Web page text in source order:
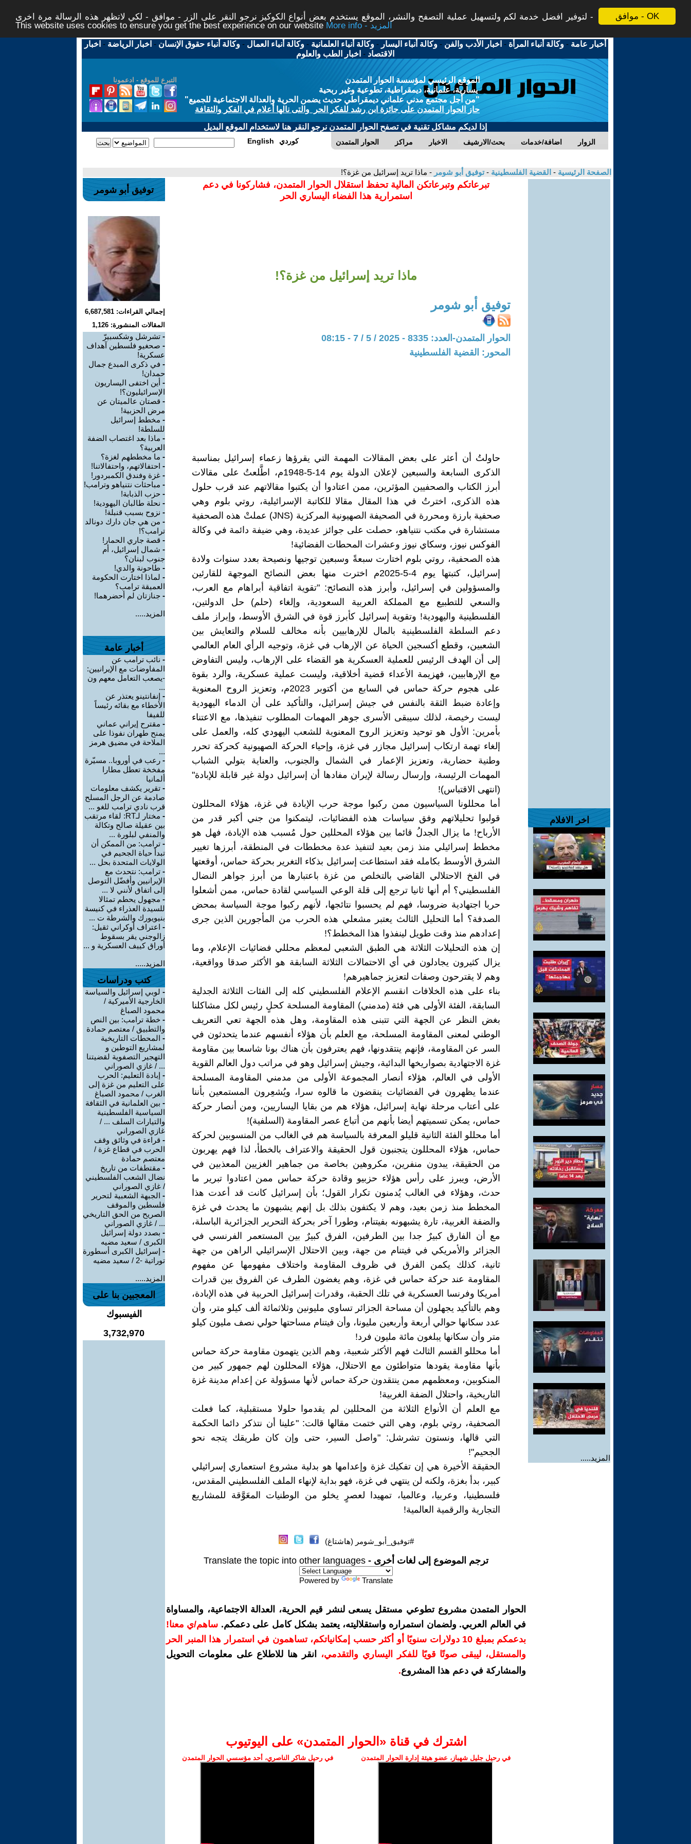
موافق - OK
لتوفير افضل خدمة لكم ولتسهيل عملية التصفح والنشر، الموقع يستخدم بعض أنواع الكوكيز نرجو النقر على الزر - موافق - لكي لاتظهر هذه الرسالة مرة اخرى -
This website uses cookies to ensure you get the best experience on our website
More info - المزيد
أخبار عامة -وكالة أنباء المرأة - اخبار الأدب والفن -وكالة أنباء اليسار -وكالة أنباء العلمانية -وكالة أنباء العمال -وكالة أنباء حقوق الإنسان - اخبار الرياضة - اخبار
الاقتصاد - اخبار الطب والعلوم
التبرع للموقع - ادعمونا
الموقع الرئيسي لمؤسسة الحوار المتمدن
يسارية، علمانية، ديمقراطية، تطوعية وغير ربحية
"من أجل مجتمع مدني علماني ديمقراطي حديث يضمن الحرية والعدالة الاجتماعية للجميع"
حاز الحوار المتمدن على جائزة ابن رشد للفكر الحر والتى نالها أعلام في الفكر والثقافة
إذا لديكم مشاكل تقنية في تصفح الحوار المتمدن نرجو النقر هنا لاستخدام الموقع البديل
الحوار المتمدن مراكز الاخبار بحث/الارشيف اضافة/خدمات الزوار English كوردي
الصفحة الرئيسية - القضية الفلسطينية -توفيق أبو شومر - ماذا تريد إسرائيل من غزة؟!
اخر الافلام
المزيد.....
تبرعاتكم وتبرعاتكن المالية تحفظ استقلال الحوار المتمدن، فشاركونا في دعم
استمرارية هذا الفضاء اليساري الحر
ماذا تريد إسرائيل من غزة؟!
توفيق أبو شومر
الحوار المتمدن-العدد: 8335 - 2025 / 5 / 7 - 08:15
المحور: القضية الفلسطينية
حاولتُ أن أعثر على بعض المقالات المهمة التي يقرؤها زعماء إسرائيل بمناسبة
الذكرى السابعة والسبعين لإعلان الدولة يوم 14-5-1948م، اطَّلعتُ على مقالات
أبرز الكتاب والصحفيين المؤثرين، ممن اعتادوا أن يكتبوا مقالاتهم عند قرب حلول
هذه الذكرى، اخترتُ في هذا المقال مقالا للكاتبة الإسرائيلية، روتي بلوم وهي
صحفية بارزة ومحررة في الصحيفة الصهيونية المركزية (JNS) عملتْ هذه الصحفية
مستشارة في مكتب نتنياهو، حصلت على جوائز عديدة، وهي ضيفة دائمة في وكالة
الفوكس نيوز، وسكاي نيوز وعشرات المحطات الفضائية!
هذه الصحفية، روتي بلوم اختارت سبعةً وسبعين توجيها ونصيحة بعدد سنوات ولادة
إسرائيل، كتبتها يوم 4-5-2025م اخترت منها بعض النصائح الموجهة للقارئين
والمسؤولين في إسرائيل، وأبرز هذه النصائح: "تقوية اتفاقية أبراهام مع العرب،
والسعي للتطبيع مع المملكة العربية السعودية، وإلغاء (حلم) حل الدولتين،
الفلسطينية واليهودية! وتقوية إسرائيل كأبرز قوة في الشرق الأوسط، وإبراز ملف
دعم السلطة الفلسطينية بالمال للإرهابيين بأنه مخالف للسلام والتعايش بين
الشعبين، وقطع أكسجين الحياة عن الإرهاب في غزة، وتوجيه الرأي العام العالمي
إلى أن الهدف الرئيس للعملية العسكرية هو القضاء على الإرهاب، وليس التفاوض
مع الإرهابيين، فهزيمة الأعداء قضية أخلاقية، وليست عملية عسكرية، والرد بقوة
على هجوم حركة حماس في السابع من أكتوبر 2023م، وتعزيز الروح المعنوية
وإعادة ضبط الثقة بالنفس في جيش إسرائيل، والتأكيد على أن الدماء اليهودية
ليست رخيصة، لذلك سيبقى الأسرى جوهر المهمات المطلوب تنفيذها، مع الاعتناء
بأمرين: الأول هو توحيد وتعزيز الروح المعنوية للشعب اليهودي كله، والعمل على
إلغاء تهمة ارتكاب إسرائيل مجازر في غزة، وإحياء الحركة الصهيونية كحركة تحرر
وطنية حضارية، وتعزيز الإعمار في الشمال والجنوب، والعناية بتولي الشباب
المهمات الرئيسة، وإرسال رسالة لإيران مفادها أن إسرائيل دولة غير قابلة للإبادة"
(انتهى الاقتباس)!
أما محللونا السياسيون ممن ركبوا موجة حرب الإبادة في غزة، هؤلاء المحللون
قولبوا تحليلاتهم وفق سياسات هذه الفضائيات، ليتمكنوا من جني أكبر قدر من
الأرباح! ما يزال الجدلُ قائما بين هؤلاء المحللين حول مُسبب هذه الإبادة، فهل هو
مخطط إسرائيلي منذ زمن بعيد لتنفيذ عدة مخططات في المنطقة، أبرزها تغيير
الشرق الأوسط بكامله فقد استطاعت إسرائيل بذكاء التغرير بحركة حماس، أوقعتها
في الفخ الاحتلالي القاضي بالتخلص من غزة باعتبارها من أبرز جواهر النضال
الفلسطيني؟ أم أنها ثانيا ترجع إلى قلة الوعي السياسي لقادة حماس، ممن أشعلوا
حربا اجتهادية ضروسا، فهم لم يحسبوا نتائجها، لأنهم ركبوا موجة السياسة بمحض
الصدفة؟ أما التحليل الثالث يعتبر مشعلي هذه الحرب من المأجورين الذين جرى
إعدادهم منذ وقت طويل لينفذوا هذا المخطط؟!
إن هذه التحليلات الثلاثة هي الطبق الشعبي لمعظم محللي فضائيات الإعلام، وما
يزال كثيرون يجادلون في أي الاحتمالات الثلاثة السابقة هو الأكثر صدقا وواقعية،
وهم لا يقترحون وصفات لتعزيز جماهيرهم!
بناء على هذه الخلافات انقسم الإعلام الفلسطيني كله إلى الفئات الثلاثة الجدلية
السابقة، الفئة الأولى هي فئة (مدمني) المقاومة المسلحة كحلٍ رئيس لكل مشاكلنا
بغض النظر عن الجهة التي تتبنى هذه المقاومة، وهل هذه الجهة تعي التعريف
الوطني لمعنى المقاومة المسلحة، مع العلم بأن هؤلاء أنفسهم عندما يتحدثون في
السر عن المقاومة، فإنهم ينتقدونها، فهم يعترفون بأن هناك بونا شاسعا بين مقاومة
غزة الاجتهادية بصواريخها البدائية، وجيش إسرائيل وهو في مراتب دول العالم القوية
الأولى في العالم، هؤلاء أنصار المجموعة الأولى من مدمني المقاومة المسلحة
عندما يظهرون في الفضائيات ينقضون ما قالوه سرا، ويُشعِرون المستمعين بأننا
على أعتاب مرحلة نهاية إسرائيل، هؤلاء هم من بقايا اليساريين، ومن أنصار حركة
حماس، يمكن تسميتهم أيضا بأنهم من أتباع عصر المقاومة (السلفية)!
أما محللو الفئة الثانية قليلو المعرفة بالسياسة هم في الغالب من المنسوبين لحركة
حماس، هؤلاء المحللون يتجنبون قول الحقيقة والاعتراف بالخطأ، لذا فهم يهربون
من الحقيقة، يبدون منفرين، مكروهين بخاصة من جماهير الغزيين المعذبين في
الأرض، ويبرز على رأس هؤلاء حزبيو وقادة حركة حماس ممن اعتادوا تبرير ما
حدث، وهؤلاء في الغالب يُدمنون تكرار القول؛ بأن إسرائيل كانت قد أعدت هذا
المخطط منذ زمن بعيد، وهم لا يكتفون بذلك بل إنهم يشبهون ما يحدث في غزة
والضفة الغربية، تارة يشبهونه بفيتنام، وطورا آخر بحركة التحرير الجزائرية الباسلة،
مع أن الفارق كبيرٌ جدا بين الطرفين، الفرق كبيرٌ بين المستعمر الفرنسي في
الجزائر والأمريكي في فيتنام من جهة، وبين الاحتلال الإسرائيلي الراهن من جهة
ثانية، كذلك يكمن الفرق في ظروف المقاومة واختلاف مفهومها عن مفهوم
المقاومة عند حركة حماس في غزة، وهم يغضون الطرف عن الفروق بين قدرات
أمريكا وفرنسا العسكرية في تلك الحقبة، وقدرات إسرائيل الحربية في هذه الإبادة،
وهم بالتأكيد يجهلون أن مساحة الجزائر تساوي مليونين وثلاثمائة ألف كيلو متر، وأن
عدد سكانها حوالي أربعة وأربعين مليونا، وأن فيتنام مساحتها حولي نصف مليون كيلو
متر وأن سكانها يبلغون مائة مليون فرد!
أما محللو القسم الثالث فهم الأكثر شعبية، وهم الذين يتهمون مقاومة حركة حماس
بأنها مقاومة يقودها متواطئون مع الاحتلال، هؤلاء المحللون لهم جمهور كبير من
المنكوبين، ومعظمهم ممن ينتقدون حركة حماس لأنها مسؤولة عن إعدام مدينة غزة
التاريخية، واحتلال الضفة الغربية!
مع العلم أن الأنواع الثلاثة من المحللين لم يقدموا حلولا مستقبلية، كما فعلت
الصحفية، روتي بلوم، وهي التي ختمت مقالها قالت: "علينا أن نتذكر دائما الحكمة
التي قالها، ونستون تشرشل: "واصل السير، حتى وإن كان طريقك يتجه نحو
الجحيم"!
الحقيقة الأخيرة هي إن تفكيك غزة وإعدامها هو بدلية مشروع استعماري إسرائيلي
كبير، بدأ بغزة، ولكنه لن ينتهي في غزة، فهو بداية لإنهاء الملف الفلسطيني المقدس،
فلسطينيا، وعربيا، وعالميا، تمهيدا لعصرٍ يخلو من الوطنيات المعَوَّقة للمشاريع
التجارية والرقمية العالمية!
#توفيق_أبو_شومر (هاشتاغ)
ترجم الموضوع إلى لغات أخرى - Translate the topic into other languages
Powered by Translate
الحوار المتمدن مشروع تطوعي مستقل يسعى لنشر قيم الحرية، العدالة الاجتماعية، والمساواة
في العالم العربي. ولضمان استمراره واستقلاليته، يعتمد بشكل كامل على دعمكم. ساهم/ي معنا!
بدعمكم بمبلغ 10 دولارات سنويًا أو أكثر حسب إمكانياتكم، تساهمون في استمرار هذا المنبر الحر
والمستقل، ليبقى صوتًا قويًا للفكر اليساري والتقدمي،
انقر هنا للاطلاع على معلومات التحويل
والمشاركة في دعم هذا المشروع.
اشترك في قناة ‫«الحوار المتمدن» على اليوتيوب
في رحيل جليل شهباز، عضو هيئة إدارة الحوار المتمدن في رحيل شاكر الناصري، أحد مؤسسي الحوار المتمدن
توفيق أبو شومر
إجمالي القراءات: 6,687,581
المقالات المنشورة: 1,126
- تشرشل وشكسبيرّ
- صحغيو فلسطين آهداف
عسكرية!
- في ذكرى المبدع جمال
حمدان!
- أين اختفى اليساريون
الإسرائيليون؟!
- قصتان عالميتان عن
مرض الحزبية!
- مخطط إسرائيل
للسلطة!
- ماذا بعد اغتصاب الضفة
العربية؟
- ما مخططهم لغزة؟
- احتفالاتهم، واحتفالاتنا!
- غزة وفندق الكمبردور!
- مباحثات نتنياهو وترامب!
- حزب الذبابة!
- نحلة طالبان اليهودية!
- نزوح بسبب قنبلة!
- من هي جان دارك دونالد
ترامب؟!
- قصة جاري الحمار!
- شمال إسرائيل، أم
جنوب لبنان؟
- طاحونة والدي!
- لماذا اختارت الحكومة
العميقة ترامب؟
- جنازتان لم أحضرهما!
المزيد.....
أخبار عامة
- نائب ترامب عن
المفاوضات مع الإيرانيين:
-يصعب التعامل معهم ون
...
- إنفانتينو يعتذر عن
الأخطاء مع بقائه رئيساً
للفيفا
- مقترح إيراني عماني
يمنح طهران نفوذا على
الملاحة في مضيق هرمز
...
- رعب في أوروبا.. مسيّرة
مفخخة تعطل مطارا
ألمانيا
- تقرير يكشف معلومات
صادمة عن الرجل المسلح
قرب نادي ترامب للغو ...
-
مختار لـRT: لقاء مرتقب
بين عقيلة صالح وتكالة
والمنفي لبلورة ...
- ترامب: من الممكن أن
تبدأ حياة الجحيم في
الولايات المتحدة بحل ...
- ترامب: نتحدث مع
الإيرانيين وأفضّل التوصل
إلى اتفاق لأنني لا ...
- مجهول يحطم تمثالا
للسيدة العذراء في كنيسة
بنيويورك والشرطة ت ...
- اعتراف أوكراني ثقيل:
زالوجني يقر بسقوط
أوراق كييف العسكرية و ...
المزيد.....
كتب ودراسات
- لوبي إسرائيل والسياسة
الخارجية الأميركية /
محمود الصباغ
- خطة ترامب: بين النص
والتطبيق / معتصم حمادة
- المحطات التاريخية
لمشاريع التوطين و
التهجير التصفوية لقضيتنا
... / غازي الصوراني
- إبادة التعليم: الحرب
على التعليم من غزة إلى
الغرب / محمود الصباغ
- بين العلمانية في الثقافة
السياسية الفلسطينية
والتيارات السلف ... /
غازي الصوراني
- قراءة في وثائق وقف
الحرب في قطاع غزة /
معتصم حمادة
- مقتطفات من تاريخ
نضال الشعب الفلسطيني
/ غازي الصوراني
- الجبهة الشعبية لتحرير
فلسطين والموقف
الصريح من الحق التاريخي
... / غازي الصوراني
- بصدد دولة إسرائيل
الكبرى / سعيد مضيه
- إسرائيل الكبرى أسطورة
توراتية -2 / سعيد مضيه
المزيد.....
المعجبين بنا على
الفيسبوك
3,732,970